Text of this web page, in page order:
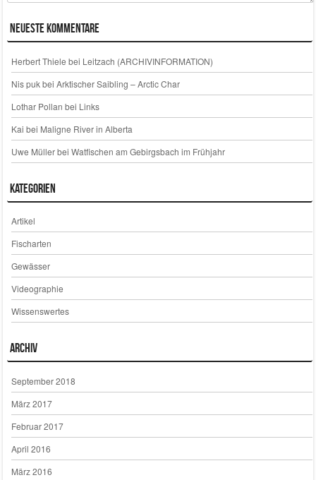
Neueste Kommentare
Herbert Thiele bei Leitzach (ARCHIVINFORMATION)
Nis pukbei Arktischer Saibling – Arctic Char
Lothar Pollan bei Links
Kai bei Maligne River in Alberta
Uwe Müllerbei Watfischen am Gebirgsbach im Frühjahr
Kategorien
Artikel
Fischarten
Gewässer
Videographie
Wissenswertes
Archiv
September 2018
März 2017
Februar 2017
April 2016
März 2016